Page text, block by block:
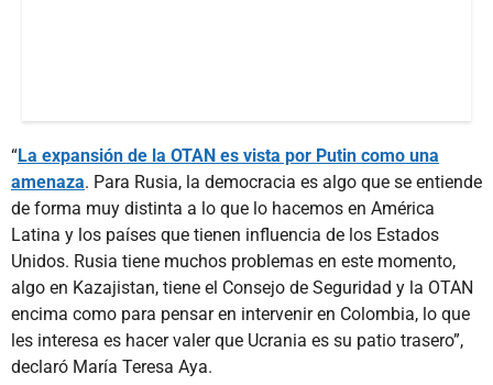
“La expansión de la OTAN es vista por Putin como una
amenaza. Para Rusia, la democracia es algo que se entiende
de forma muy distinta a lo que lo hacemos en América
Latina y los países que tienen influencia de los Estados
Unidos. Rusia tiene muchos problemas en este momento,
algo en Kazajistan, tiene el Consejo de Seguridad y la OTAN
encima como para pensar en intervenir en Colombia, lo que
les interesa es hacer valer que Ucrania es su patio trasero”,
declaró María Teresa Aya.